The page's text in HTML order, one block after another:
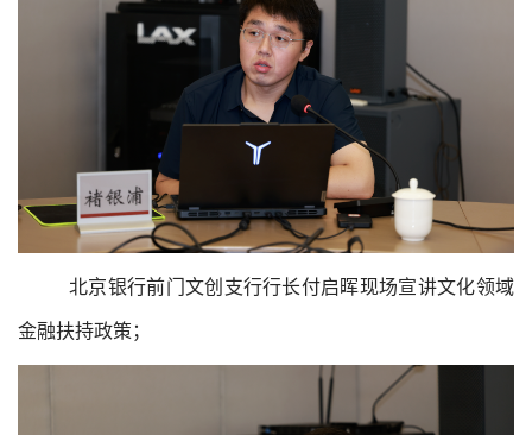
北京银行前门文创支行行长付启晖现场宣讲文化领域
金融扶持政策；